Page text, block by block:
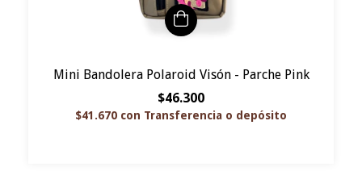
Mini Bandolera Polaroid Visón - Parche Pink
$46.300
$41.670 con Transferencia o depósito